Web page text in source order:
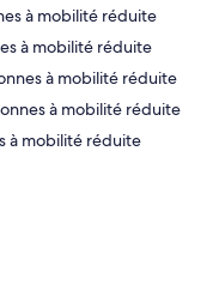
à mobilité réduite
à mobilité réduite
à mobilité réduite
à mobilité réduite
à mobilité réduite